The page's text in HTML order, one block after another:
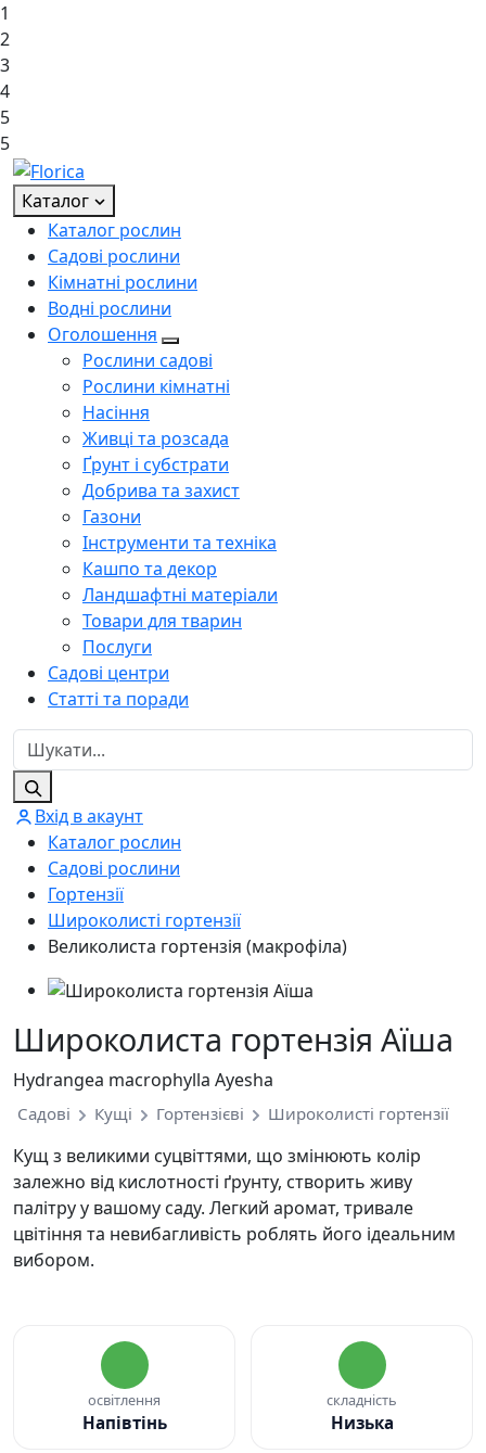
1
2
3
4
5
5
Каталог
Каталог рослин
Садові рослини
Кімнатні рослини
Водні рослини
Оголошення
Рослини садові
Рослини кімнатні
Насіння
Живці та розсада
Ґрунт і субстрати
Добрива та захист
Газони
Інструменти та техніка
Кашпо та декор
Ландшафтні матеріали
Товари для тварин
Послуги
Садові центри
Статті та поради
Вхід в акаунт
Каталог рослин
Садові рослини
Гортензії
Широколисті гортензії
Великолиста гортензія (макрофіла)
Широколиста гортензія Аїша
Hydrangea macrophylla Ayesha
Садові Кущі Гортензієві Широколисті гортензії
Кущ з великими суцвіттями, що змінюють колір
залежно від кислотності ґрунту, створить живу
палітру у вашому саду. Легкий аромат, тривале
цвітіння та невибагливість роблять його ідеальним
вибором.
освітлення
Напівтінь
складність
Низька